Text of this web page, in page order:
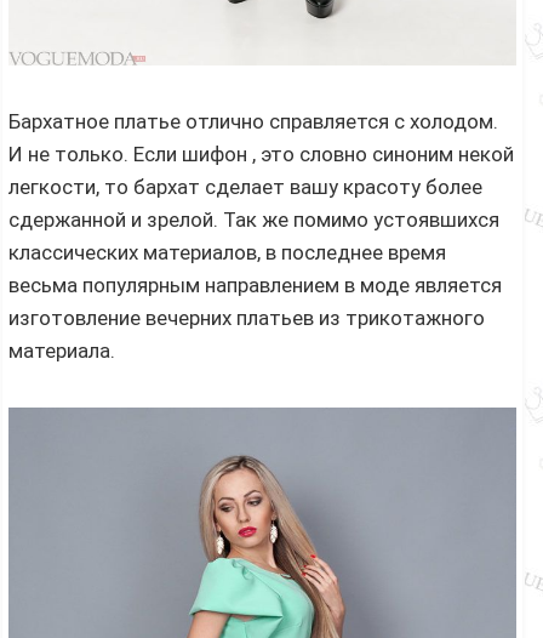
Бархатное платье отлично справляется с холодом.
И не только. Если шифон , это словно синоним некой
легкости, то бархат сделает вашу красоту более
сдержанной и зрелой. Так же помимо устоявшихся
классических материалов, в последнее время
весьма популярным направлением в моде является
изготовление вечерних платьев из трикотажного
материала.